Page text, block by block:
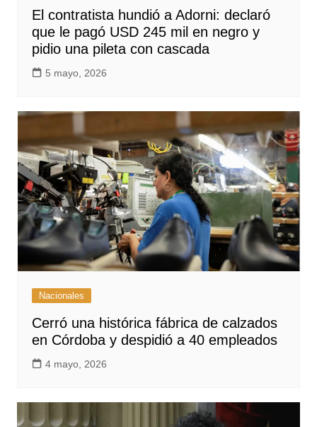
El contratista hundió a Adorni: declaró
que le pagó USD 245 mil en negro y
pidio una pileta con cascada
5 mayo, 2026
Nacionales
Cerró una histórica fábrica de calzados
en Córdoba y despidió a 40 empleados
4 mayo, 2026